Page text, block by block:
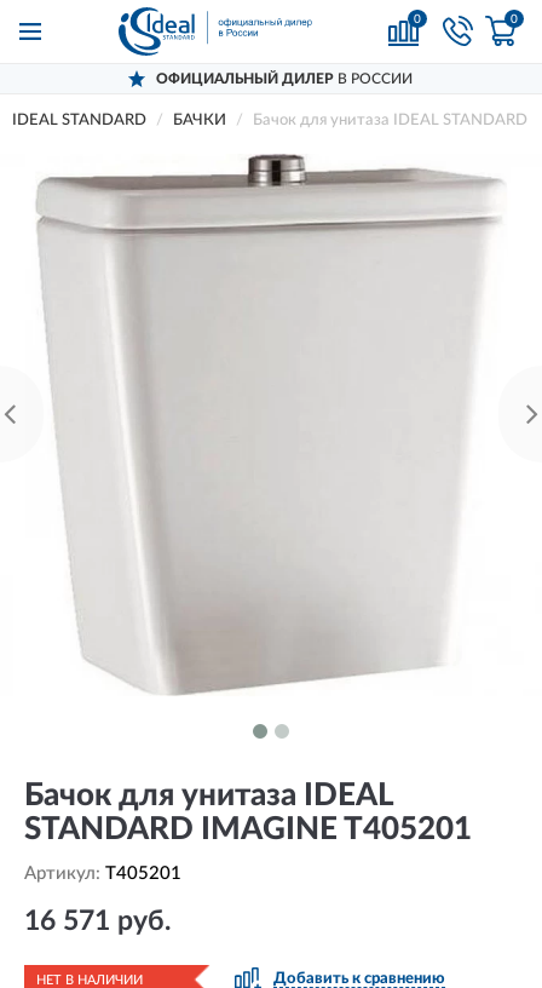
0 0
ОФИЦИАЛЬНЫЙ ДИЛЕРВ РОССИИ
IDEAL STANDARD БАЧКИ Бачок для унитаза IDEAL STANDARD
Бачок для унитаза IDEAL
STANDARD IMAGINE T405201
Артикул: T405201
16 571 руб.
НЕТ В НАЛИЧИИ Добавить к сравнению